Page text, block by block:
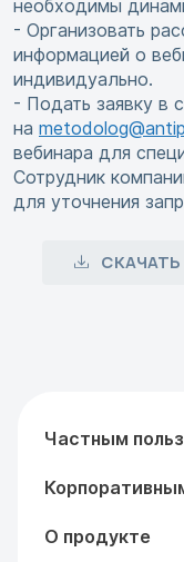
необходимы
- Организовать
информацией о
индивидуально.
- Подать заявку в
на
вебинара для
Сотрудник
для уточнения
Частным
О продукте